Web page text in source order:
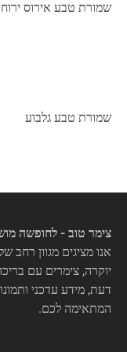
שמורת טבע אירוס
שמורת טבע גלבוע
צימר טוב - לחופשה
אנו מציגים מגוון רחב
יוקרה, צימרים עם
דעת, מידע עדכני
המתאימה לכם.